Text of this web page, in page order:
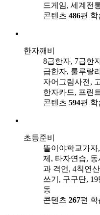
드게임, 세계전
콘텐츠 486편 학
한자깨비
8급한자, 7급한
급한자, 룰루랄
자어그림사전,
한자카드, 프린
콘텐츠 594편 학
초등준비
똘이야학교가
제, 타자연습,
과 격언, 4칙연
쓰기, 구구단,
동
콘텐츠 267편 학